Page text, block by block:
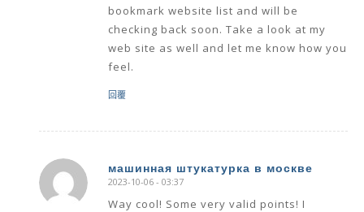
bookmark website list and will be
checking back soon. Take a look at my
web site as well and let me know how you
feel.
回覆
машинная штукатурка в москве
says:
2023-10-06 - 03:37
Way cool! Some very valid points! I